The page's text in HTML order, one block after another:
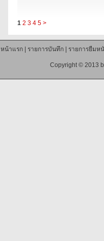
1 2 3 4 5 >
หน้าแรก| รายการบันทึก| รายการยืมห
Copyright © 2013